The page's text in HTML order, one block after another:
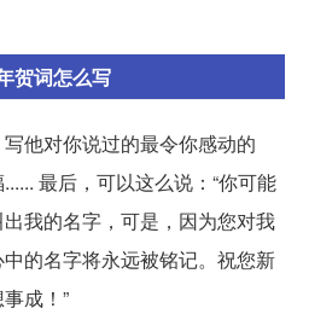
贺词怎么写
他对你说过的最令你感动的
最后，可以这么说：“你可能
我的名字，可是，因为您对我
的名字将永远被铭记。祝您新
成！”